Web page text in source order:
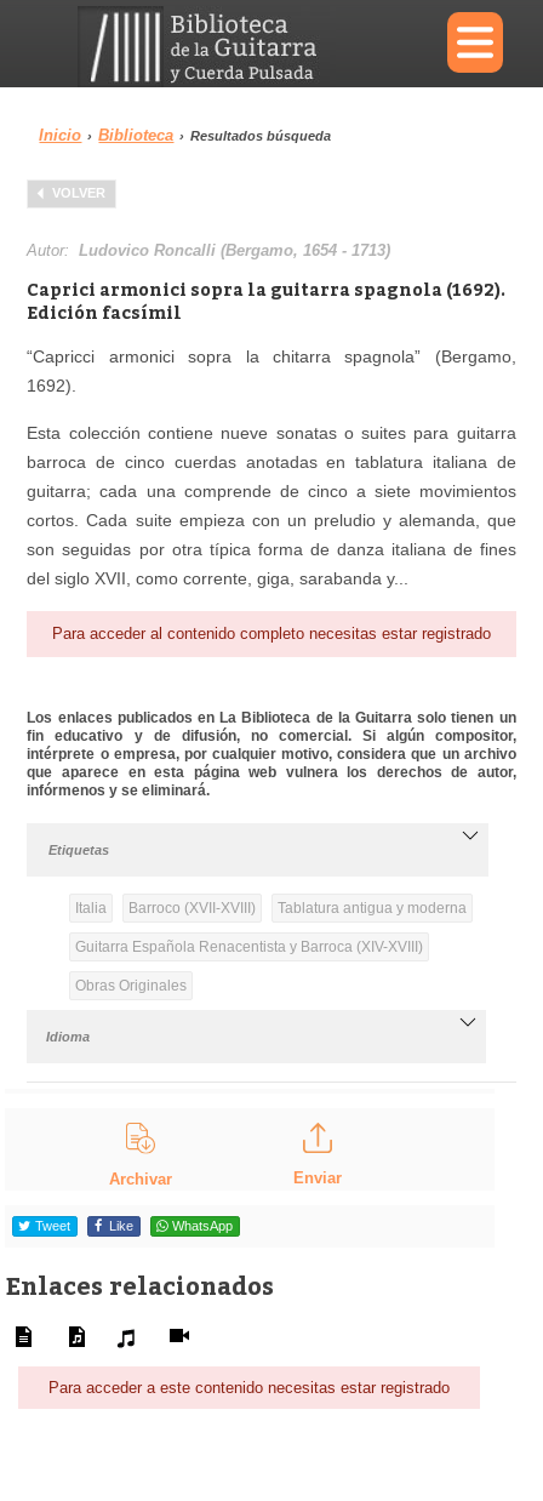
×
Menu
Biblioteca Diccionario
Reproductor
Inicio › Biblioteca › Resultados búsqueda
VOLVER
Autor:Ludovico Roncalli (Bergamo, 1654 - 1713)
Caprici armonici sopra la guitarra spagnola (1692).
Edición facsímil
“Capricci armonici sopra la chitarra spagnola” (Bergamo,
1692).
Esta colección contiene nueve sonatas o suites para guitarra
barroca de cinco cuerdas anotadas en tablatura italiana de
guitarra; cada una comprende de cinco a siete movimientos
cortos. Cada suite empieza con un preludio y alemanda, que
son seguidas por otra típica forma de danza italiana de fines
del siglo XVII, como corrente, giga, sarabanda y...
Para acceder al contenido completo necesitas estar registrado
Los enlaces publicados en La Biblioteca de la Guitarra solo tienen un
fin educativo y de difusión, no comercial. Si algún compositor,
intérprete o empresa, por cualquier motivo, considera que un archivo
que aparece en esta página web vulnera los derechos de autor,
infórmenos y se eliminará.
Etiquetas
Italia Barroco (XVII-XVIII) Tablatura antigua y moderna
Guitarra Española Renacentista y Barroca (XIV-XVIII)
Obras Originales
Idioma
Archivar Enviar
Tweet Like WhatsApp
Enlaces relacionados
Para acceder a este contenido necesitas estar registrado